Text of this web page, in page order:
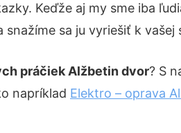
Keďže aj my sme iba
snažíme sa ju vyriešiť k vašej
práčiek Alžbetin dvor? S
napríklad Elektro – oprava